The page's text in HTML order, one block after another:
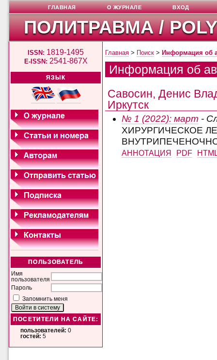
ПОЛИТРАВМА /
ISSN: 1819-1495
E-ISSN: 2541-867X
ЯЗЫК
ПОЛЬЗОВАТЕЛЬ
Имя
пользователя
Пароль
Запомнить меня
ПОСЕТИТЕЛИ НА САЙТЕ:
пользователей: 0
гостей: 5
ГЛАВНАЯ О ЖУРНАЛЕ ВХОД
Главная > Поиск > Информация об
Информация об
Савосин, Денис
Иркутск
№ 1 (2022): март -
ХИРУРГИЧЕСКОЕ
АННОТАЦИЯ PDF